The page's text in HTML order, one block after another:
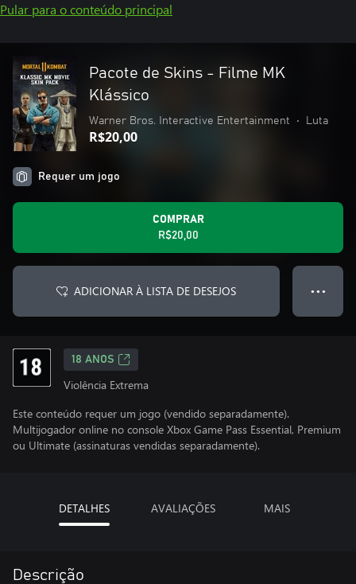
Pular para o conteúdo principal
Pacote de Skins - Filme MK
Klássico
Warner Bros. Interactive Entertainment • Luta
R$20,00
Requer um jogo
COMPRAR
R$20,00
ADICIONAR À LISTA DE DESEJOS ● ● ●
18 ANOS
Violência Extrema
Este conteúdo requer um jogo (vendido separadamente).
Multijogador online no console Xbox Game Pass Essential, Premium
ou Ultimate (assinaturas vendidas separadamente).
DETALHES AVALIAÇÕES MAIS
Descrição